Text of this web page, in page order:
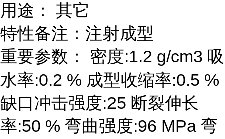
用途： 其它
特性备注：注射成型
重要参数： 密度:1.2 g/cm3 吸
水率:0.2 % 成型收缩率:0.5 %
缺口冲击强度:25 断裂伸长
率:50 % 弯曲强度:96 MPa 弯